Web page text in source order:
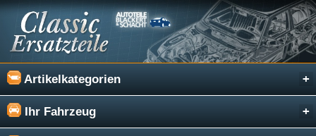
Artikelkategorien
Ihr Fahrzeug